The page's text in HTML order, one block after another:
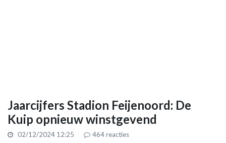
Jaarcijfers Stadion Feijenoord: De
Kuip opnieuw winstgevend
02/12/2024 12:25 464reacties